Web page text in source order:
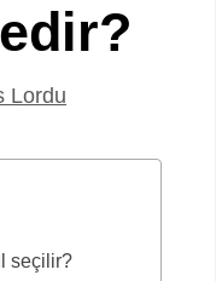
Lordu
seçilir?